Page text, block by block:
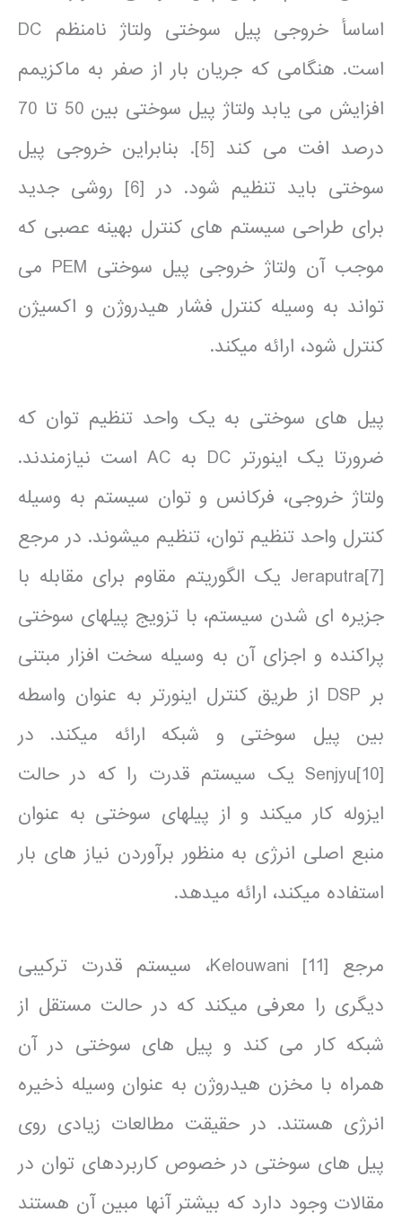
اساسأ خروجی پیل سوختی ولتاژ نامنظم DC
است. هنگامی که جریان بار از صفر به ماکزیمم
افزایش می یابد ولتاژ پیل سوختی بین 50 تا 70
درصد افت می کند [5]. بنابراین خروجی پیل
سوختی باید تنظیم شود. در [6] روشی جدید
برای طراحی سیستم های کنترل بهینه عصبی که
موجب آن ولتاژ خروجی پیل سوختی PEM می
تواند به وسیله کنترل فشار هیدروژن و اکسیژن
کنترل شود، ارائه می­کند.
پیل های سوختی به یک واحد تنظیم توان که
ضرورتا یک اینورتر DC به AC است نیازمندند.
ولتاژ خروجی، فرکانس و توان سیستم به وسیله
کنترل واحد تنظیم توان، تنظیم می­شوند. در مرجع
[7]Jeraputra یک الگوریتم مقاوم برای مقابله با
جزیره ای شدن سیستم، با تزویج پیل­های سوختی
پراکنده و اجزای آن به وسیله سخت افزار مبتنی
بر DSP از طریق کنترل اینورتر به عنوان واسطه
بین پیل سوختی و شبکه ارائه می­کند. در
[10]Senjyu یک سیستم قدرت را که در حالت
ایزوله کار می­کند و از پیل­های سوختی به عنوان
منبع اصلی انرژی به منظور برآوردن نیاز های بار
استفاده می­کند، ارائه می­دهد.
مرجع [11] Kelouwani، سیستم قدرت ترکیبی
دیگری را معرفی می­کند که در حالت مستقل از
شبکه کار می کند و پیل های سوختی در آن
همراه با مخزن هیدروژن به عنوان وسیله ذخیره
انرژی هستند. در حقیقت مطالعات زیادی روی
پیل های سوختی در خصوص کاربردهای توان در
مقالات وجود دارد که بیشتر آن­ها مبین آن هستند